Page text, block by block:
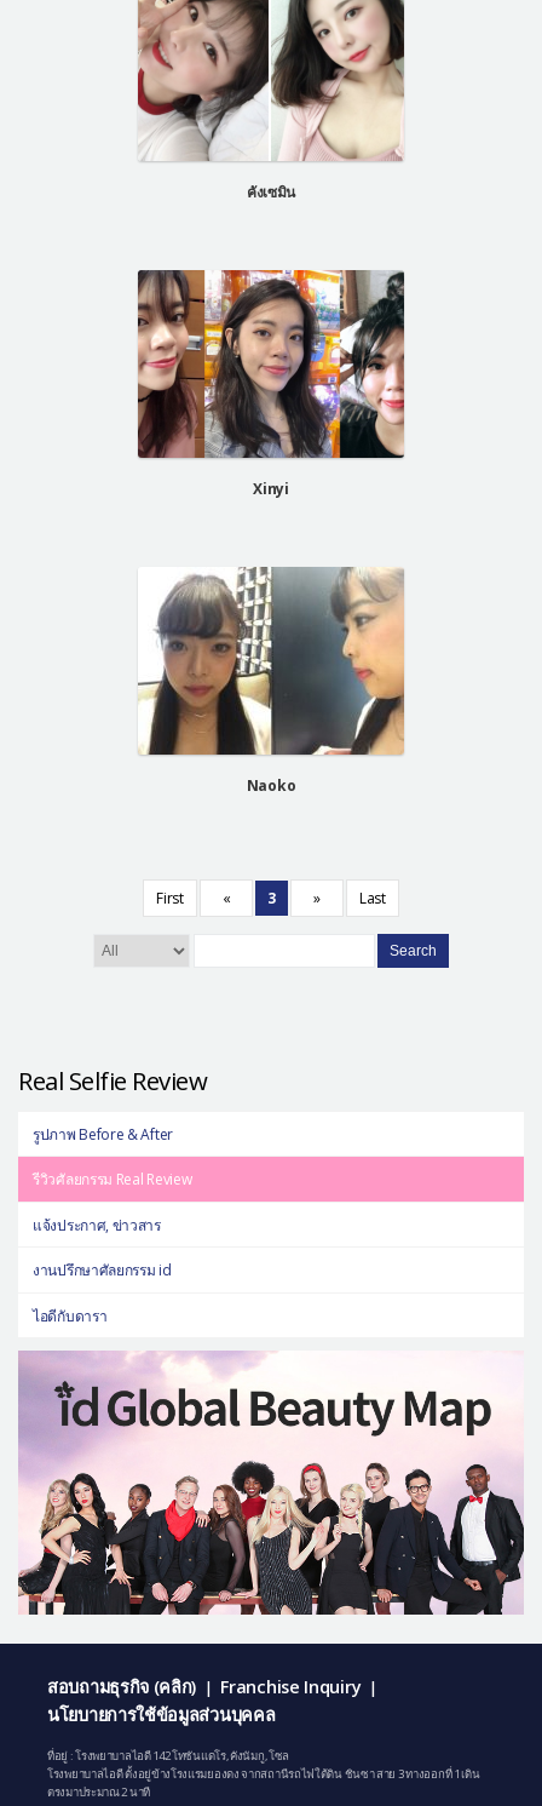
คังเซมิน
Xinyi
Naoko
First « 3 » Last
Search
Real Selfie Review
รูปภาพ Before & After
รีวิวศัลยกรรม Real Review
แจ้งประกาศ, ข่าวสาร
งานปรึกษาศัลยกรรม id
ไอดีกับดารา
สอบถามธุรกิจ (คลิก) | Franchise Inquiry |
นโยบายการใช้ข้อมูลส่วนบุคคล
ที่อยู่ : โรงพยาบาลไอดี 142 โทซันแดโร, คังนัมกู, โซล
โรงพยาบาลไอดี ตั้งอยู่ข้างโรงแรมยองดง จากสถานีรถไฟใต้ดิน ชินซา สาย 3 ทางออกที่ 1 เดิน
ตรงมาประมาณ 2 นาที